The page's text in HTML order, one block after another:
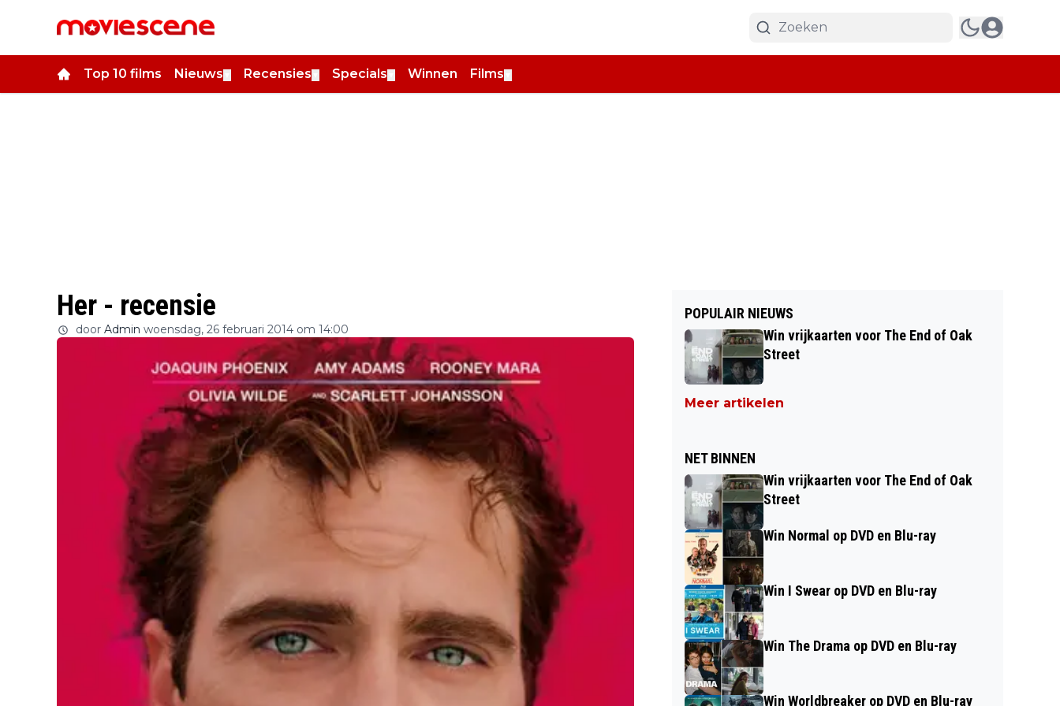
Top 10 films Nieuws Recensies Specials Winnen Films
Her - recensie
door Admin woensdag, 26 februari 2014 om 14:00
POPULAIR NIEUWS
Win vrijkaarten voor The End of Oak
Street
Meer artikelen
NET BINNEN
Win vrijkaarten voor The End of Oak
Street
Win Normal op DVD en Blu-ray
Win I Swear op DVD en Blu-ray
Win The Drama op DVD en Blu-ray
Win Worldbreaker op DVD en Blu-ray